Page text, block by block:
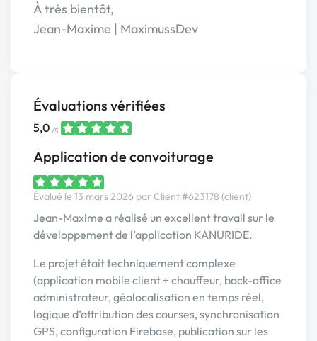
À très bientôt,
Jean-Maxime | MaximussDev
Évaluations vérifiées
5,0 /5
Application de convoiturage
Évalué le 13 mars 2026 par Client #623178 (client)
Jean-Maxime a réalisé un excellent travail sur le
développement de l’application KANURIDE.
Le projet était techniquement complexe
(application mobile client + chauffeur, back-office
administrateur, géolocalisation en temps réel,
logique d’attribution des courses, synchronisation
GPS, configuration Firebase, publication sur les